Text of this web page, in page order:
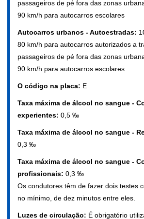
passageiros de pé fora das zonas
90 km/h para autocarros escolares
Autocarros urbanos - Autoestradas:
80 km/h para autocarros autorizados a
passageiros de pé fora das zonas
90 km/h para autocarros escolares
O código na placa: E
Taxa máxima de álcool no sangue -
experientes: 0,5 ‰
Taxa máxima de álcool no sangue -
0,3 ‰
Taxa máxima de álcool no sangue -
profissionais: 0,3 ‰
Os condutores têm de fazer dois testes
no mínimo, de dez minutos entre eles.
Luzes de circulação: É obrigatório